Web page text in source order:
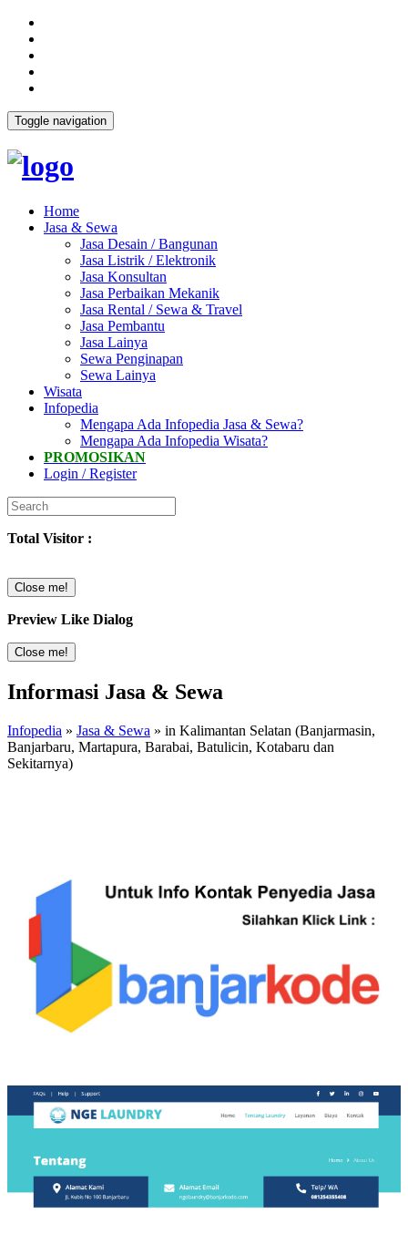
Toggle navigation
Home
Jasa & Sewa
Jasa Desain / Bangunan
Jasa Listrik / Elektronik
Jasa Konsultan
Jasa Perbaikan Mekanik
Jasa Rental / Sewa & Travel
Jasa Pembantu
Jasa Lainya
Sewa Penginapan
Sewa Lainya
Wisata
Infopedia
Mengapa Ada Infopedia Jasa & Sewa?
Mengapa Ada Infopedia Wisata?
PROMOSIKAN
Login / Register
Total Visitor :
Close me!
Preview Like Dialog
Close me!
Informasi Jasa & Sewa
Infopedia » Jasa & Sewa » in Kalimantan Selatan (Banjarmasin,
Banjarbaru, Martapura, Barabai, Batulicin, Kotabaru dan
Sekitarnya)